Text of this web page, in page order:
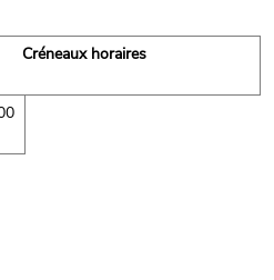
Créneaux horaires